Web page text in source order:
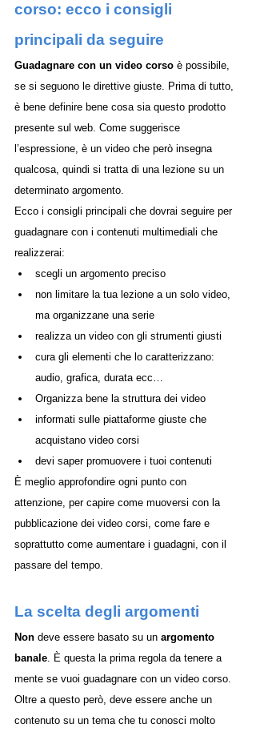
corso: ecco i consigli
principali da seguire
Guadagnare con un video corso è possibile,
se si seguono le direttive giuste. Prima di tutto,
è bene definire bene cosa sia questo prodotto
presente sul web. Come suggerisce
l’espressione, è un video che però insegna
qualcosa, quindi si tratta di una lezione su un
determinato argomento.
Ecco i consigli principali che dovrai seguire per
guadagnare con i contenuti multimediali che
realizzerai:
scegli un argomento preciso
non limitare la tua lezione a un solo video,
ma organizzane una serie
realizza un video con gli strumenti giusti
cura gli elementi che lo caratterizzano:
audio, grafica, durata ecc…
Organizza bene la struttura dei video
informati sulle piattaforme giuste che
acquistano video corsi
devi saper promuovere i tuoi contenuti
È meglio approfondire ogni punto con
attenzione, per capire come muoversi con la
pubblicazione dei video corsi, come fare e
soprattutto come aumentare i guadagni, con il
passare del tempo.
La scelta degli argomenti
Non deve essere basato su un argomento
banale. È questa la prima regola da tenere a
mente se vuoi guadagnare con un video corso.
Oltre a questo però, deve essere anche un
contenuto su un tema che tu conosci molto